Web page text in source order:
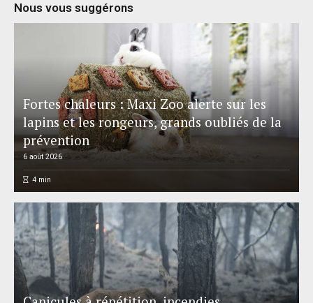
Nous vous suggérons
Fortes chaleurs : Maxi Zoo alerte sur les
lapins et les rongeurs, grands oubliés de la
prévention
6 août 2026
4min